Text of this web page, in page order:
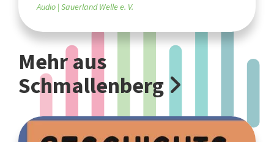
Audio Sauerland Welle e. V.
Mehr aus
Schmallenberg